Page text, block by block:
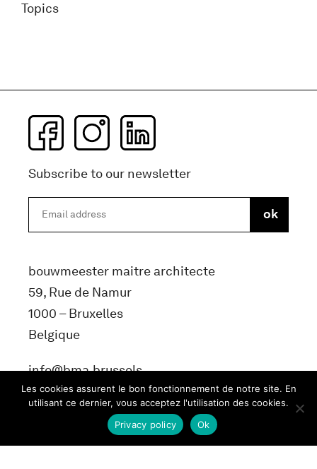
Topics
Subscribe to our newsletter
bouwmeester maitre architecte
59, Rue de Namur
1000 – Bruxelles
Belgique
info@bma.brussels
Les cookies assurent le bon fonctionnement de notre site. En
utilisant ce dernier, vous acceptez l'utilisation des cookies.
Ok
Privacy policy